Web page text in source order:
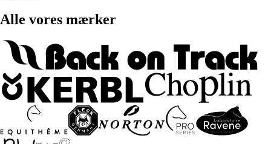
Alle vores mærker